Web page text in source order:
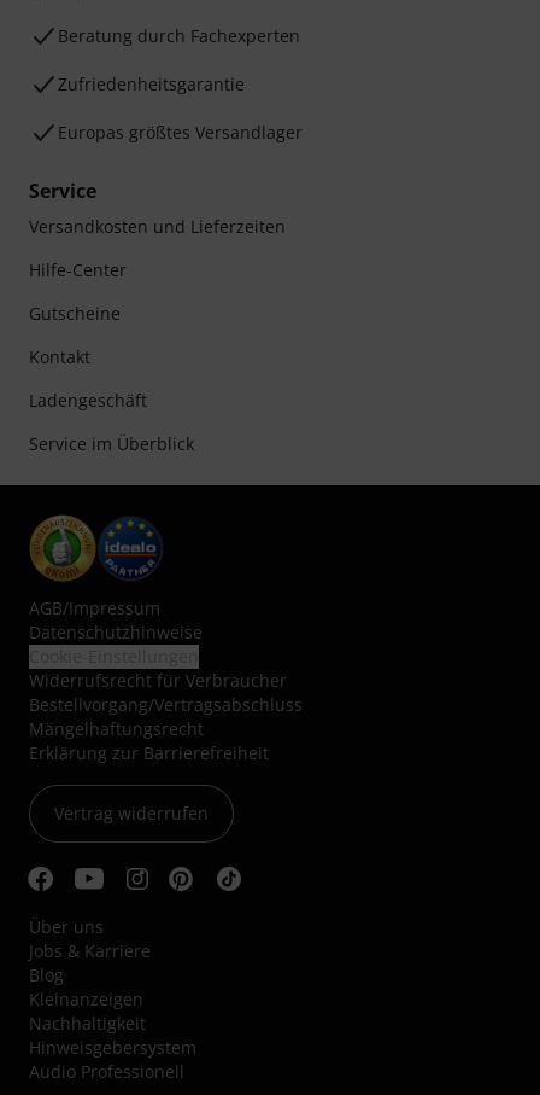
Beratung durch Fachexperten
Zufriedenheitsgarantie
Europas größtes Versandlager
Service
Versandkosten und Lieferzeiten
Hilfe-Center
Gutscheine
Kontakt
Ladengeschäft
Service im Überblick
AGB/Impressum
Datenschutzhinweise
Widerrufsrecht für Verbraucher
Bestellvorgang/Vertragsabschluss
Mängelhaftungsrecht
Erklärung zur Barrierefreiheit
Vertrag widerrufen
Über uns
Jobs & Karriere
Blog
Kleinanzeigen
Nachhaltigkeit
Hinweisgebersystem
Audio Professionell